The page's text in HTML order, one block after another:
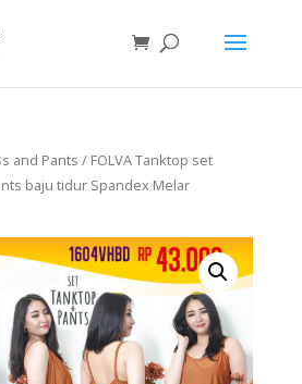
and Pants / FOLVA Tanktop set
baju tidur Spandex Melar